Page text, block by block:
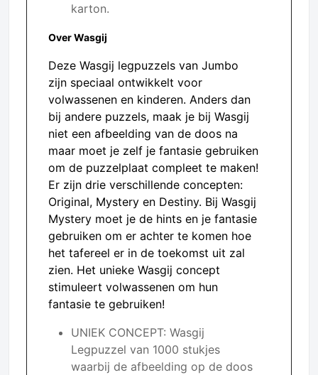
karton.
Over Wasgij
Deze Wasgij legpuzzels van Jumbo
zijn speciaal ontwikkelt voor
volwassenen en kinderen. Anders dan
bij andere puzzels, maak je bij Wasgij
niet een afbeelding van de doos na
maar moet je zelf je fantasie gebruiken
om de puzzelplaat compleet te maken!
Er zijn drie verschillende concepten:
Original, Mystery en Destiny. Bij Wasgij
Mystery moet je de hints en je fantasie
gebruiken om er achter te komen hoe
het tafereel er in de toekomst uit zal
zien. Het unieke Wasgij concept
stimuleert volwassenen om hun
fantasie te gebruiken!
UNIEK CONCEPT: Wasgij
Legpuzzel van 1000 stukjes
waarbij de afbeelding op de doos